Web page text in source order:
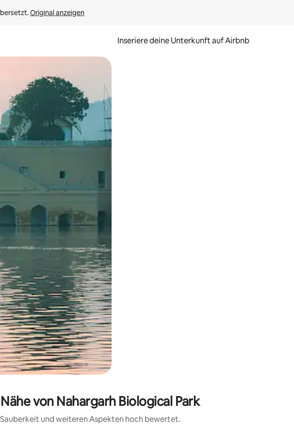
Original anzeigen
Inseriere deine Unterkunft auf Airbnb
die Ergebnisse durch Berühren oder Wischgesten.
von Nahargarh Biological Park
und weiteren Aspekten hoch bewertet.